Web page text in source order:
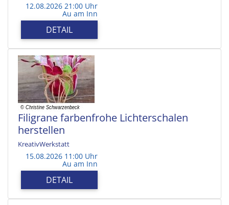
12.08.2026 21:00 Uhr
Au am Inn
DETAIL
Filigrane farbenfrohe Lichterschalen
herstellen
KreativWerkstatt
15.08.2026 11:00 Uhr
Au am Inn
DETAIL